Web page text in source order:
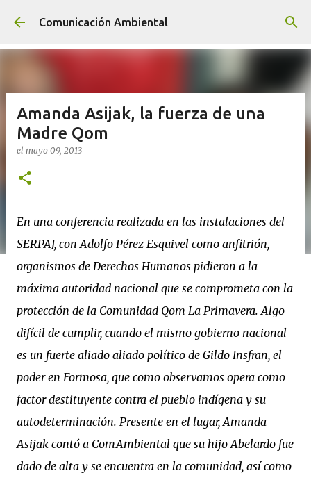
Ir al contenido principal
Comunicación Ambiental
Amanda Asijak, la fuerza de una
Madre Qom
el mayo 09, 2013
En una conferencia realizada en las instalaciones del
SERPAJ, con Adolfo Pérez Esquivel como anfitrión,
organismos de Derechos Humanos pidieron a la
máxima autoridad nacional que se comprometa con la
protección de la Comunidad Qom La Primavera. Algo
difícil de cumplir, cuando el mismo gobierno nacional
es un fuerte aliado aliado político de Gildo Insfran, el
poder en Formosa, que como observamos opera como
factor destituyente contra el pueblo indígena y su
autodeterminación. Presente en el lugar, Amanda
Asijak contó a ComAmbiental que su hijo Abelardo fue
dado de alta y se encuentra en la comunidad, así como